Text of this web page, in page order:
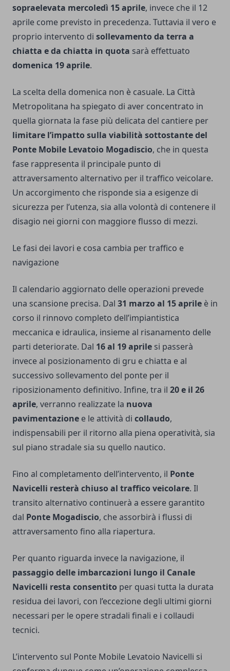
sopraelevata mercoledì 15 aprile, invece che il 12
aprile come previsto in precedenza. Tuttavia il vero e
proprio intervento di sollevamento da terra a
chiatta e da chiatta in quota sarà effettuato
domenica 19 aprile.
La scelta della domenica non è casuale. La Città
Metropolitana ha spiegato di aver concentrato in
quella giornata la fase più delicata del cantiere per
limitare l’impatto sulla viabilità sottostante del
Ponte Mobile Levatoio Mogadiscio, che in questa
fase rappresenta il principale punto di
attraversamento alternativo per il traffico veicolare.
Un accorgimento che risponde sia a esigenze di
sicurezza per l’utenza, sia alla volontà di contenere il
disagio nei giorni con maggiore flusso di mezzi.
Le fasi dei lavori e cosa cambia per traffico e
navigazione
Il calendario aggiornato delle operazioni prevede
una scansione precisa. Dal 31 marzo al 15 aprile è in
corso il rinnovo completo dell’impiantistica
meccanica e idraulica, insieme al risanamento delle
parti deteriorate. Dal 16 al 19 aprile si passerà
invece al posizionamento di gru e chiatta e al
successivo sollevamento del ponte per il
riposizionamento definitivo. Infine, tra il 20 e il 26
aprile, verranno realizzate la nuova
pavimentazione e le attività di collaudo,
indispensabili per il ritorno alla piena operatività, sia
sul piano stradale sia su quello nautico.
Fino al completamento dell’intervento, il Ponte
Navicelli resterà chiuso al traffico veicolare. Il
transito alternativo continuerà a essere garantito
dal Ponte Mogadiscio, che assorbirà i flussi di
attraversamento fino alla riapertura.
Per quanto riguarda invece la navigazione, il
passaggio delle imbarcazioni lungo il Canale
Navicelli resta consentito per quasi tutta la durata
residua dei lavori, con l’eccezione degli ultimi giorni
necessari per le opere stradali finali e i collaudi
tecnici.
L’intervento sul Ponte Mobile Levatoio Navicelli si